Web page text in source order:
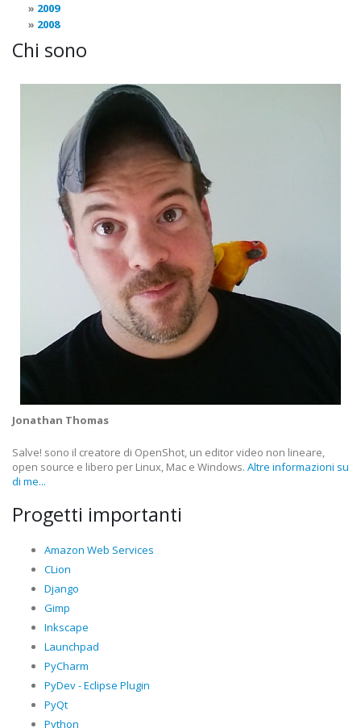
2009
2008
Chi sono
Jonathan Thomas
Salve! sono il creatore di OpenShot, un editor video non lineare,
open source e libero per Linux, Mac e Windows. Altre informazioni su
di me...
Progetti importanti
Amazon Web Services
CLion
Django
Gimp
Inkscape
Launchpad
PyCharm
PyDev - Eclipse Plugin
PyQt
Python